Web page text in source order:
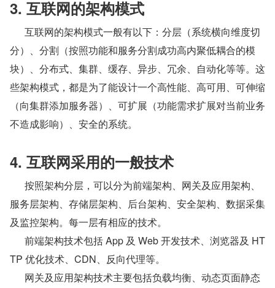
3. 互联网的架构模式
分）、分割（按照功能和服务分割成功高内聚低耦合的模
块）、分布式、集群、缓存、异步、冗余、自动化等等。这
些架构模式，都是为了能设计一个高性能、高可用、可伸缩
（向集群添加服务器）、可扩展（功能需求扩展对当前业务
不造成影响）、安全的系统。
4. 互联网采用的一般技术
服务层架构、存储层架构、后台架构、安全架构、数据采集
及监控架构。每一层有相应的技术。
TP 优化技术、CDN、反向代理等。